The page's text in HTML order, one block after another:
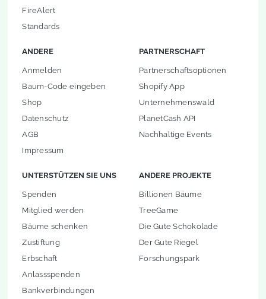
FireAlert
Standards
ANDERE
Anmelden
Baum-Code eingeben
Shop
Datenschutz
AGB
Impressum
PARTNERSCHAFT
Partnerschaftsoptionen
Shopify App
Unternehmenswald
PlanetCash API
Nachhaltige Events
UNTERSTÜTZEN SIE UNS
Spenden
Mitglied werden
Bäume schenken
Zustiftung
Erbschaft
Anlassspenden
Bankverbindungen
ANDERE PROJEKTE
Billionen Bäume
TreeGame
Die Gute Schokolade
Der Gute Riegel
Forschungspark